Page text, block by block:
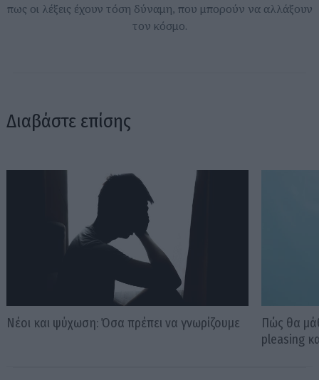
πως οι λέξεις έχουν τόση δύναμη, που μπορούν να αλλάξουν
τον κόσμο.
Διαβάστε επίσης
Νέοι και ψύχωση: Όσα πρέπει να γνωρίζουμε
Πώς θα
pleasing